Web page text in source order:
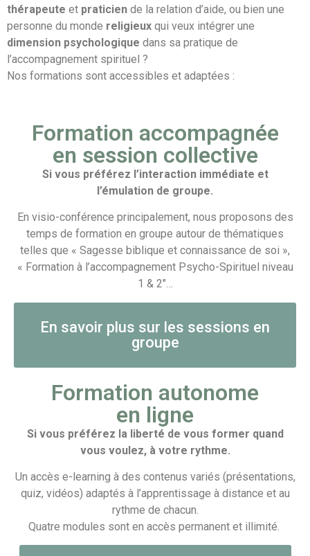
thérapeute et praticien de la relation d’aide, ou bien une
personne du monde religieux qui veux intégrer une
dimension psychologique dans sa pratique de
l’accompagnement spirituel ?
Nos formations sont accessibles et adaptées :
Formation accompagnée
en session collective
Si vous préférez l’interaction immédiate et
l’émulation de groupe.
En visio-conférence principalement, nous proposons des
temps de formation en groupe autour de thématiques
telles que « Sagesse biblique et connaissance de soi »,
« Formation à l’accompagnement Psycho-Spirituel niveau
1 & 2″…
En savoir plus sur les sessions en
groupe
Formation autonome
en ligne
Si vous préférez la liberté de vous former quand
vous voulez, à votre rythme.
Un accès e-learning à des contenus variés (présentations,
quiz, vidéos) adaptés à l’apprentissage à distance et au
rythme de chacun.
Quatre modules sont en accès permanent et illimité.